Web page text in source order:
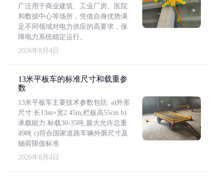
广泛用于商业建筑、工业厂房、医院
和数据中心等场所，凭借自身优势满
足不同领域对电力供应的高要求，保
障电力系统稳定运行。
2026年8月4日
13米平板车的标准尺寸和载重参
数
13米平板车主要技术参数包括: a)外形
尺寸:长13m×宽2.45m,栏板高55cm b)
承载能力:标载30-35吨,最大允许总重
49吨 c)符合国家道路车辆外廓尺寸及
轴荷限值标准
2026年8月4日